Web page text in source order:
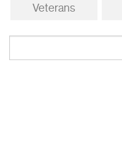
Veterans